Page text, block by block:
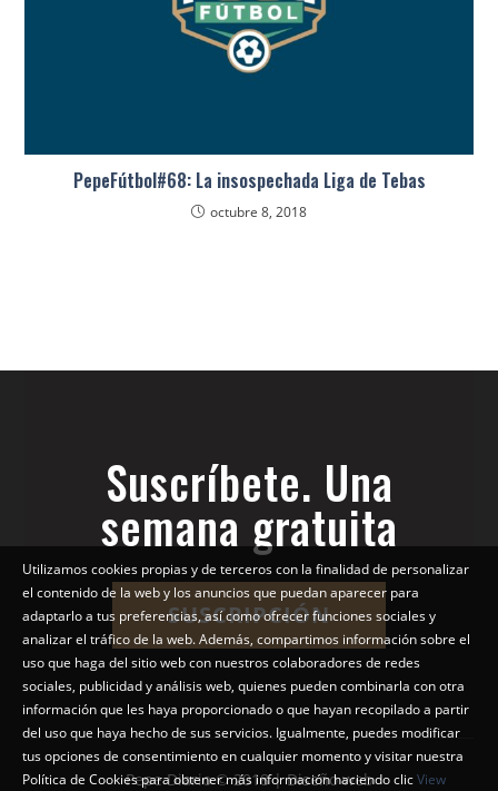
PepeFútbol#68: La insospechada Liga de Tebas
octubre 8, 2018
Suscríbete. Una
semana gratuita
SUSCRIPCIÓN
Pepe Diario © 2018 | Diseño web
Utilizamos cookies propias y de terceros con la finalidad de personalizar
el contenido de la web y los anuncios que puedan aparecer para
adaptarlo a tus preferencias, así como ofrecer funciones sociales y
analizar el tráfico de la web. Además, compartimos información sobre el
uso que haga del sitio web con nuestros colaboradores de redes
sociales, publicidad y análisis web, quienes pueden combinarla con otra
información que les haya proporcionado o que hayan recopilado a partir
del uso que haya hecho de sus servicios. Igualmente, puedes modificar
tus opciones de consentimiento en cualquier momento y visitar nuestra
Política de Cookies para obtener más información haciendo clicView